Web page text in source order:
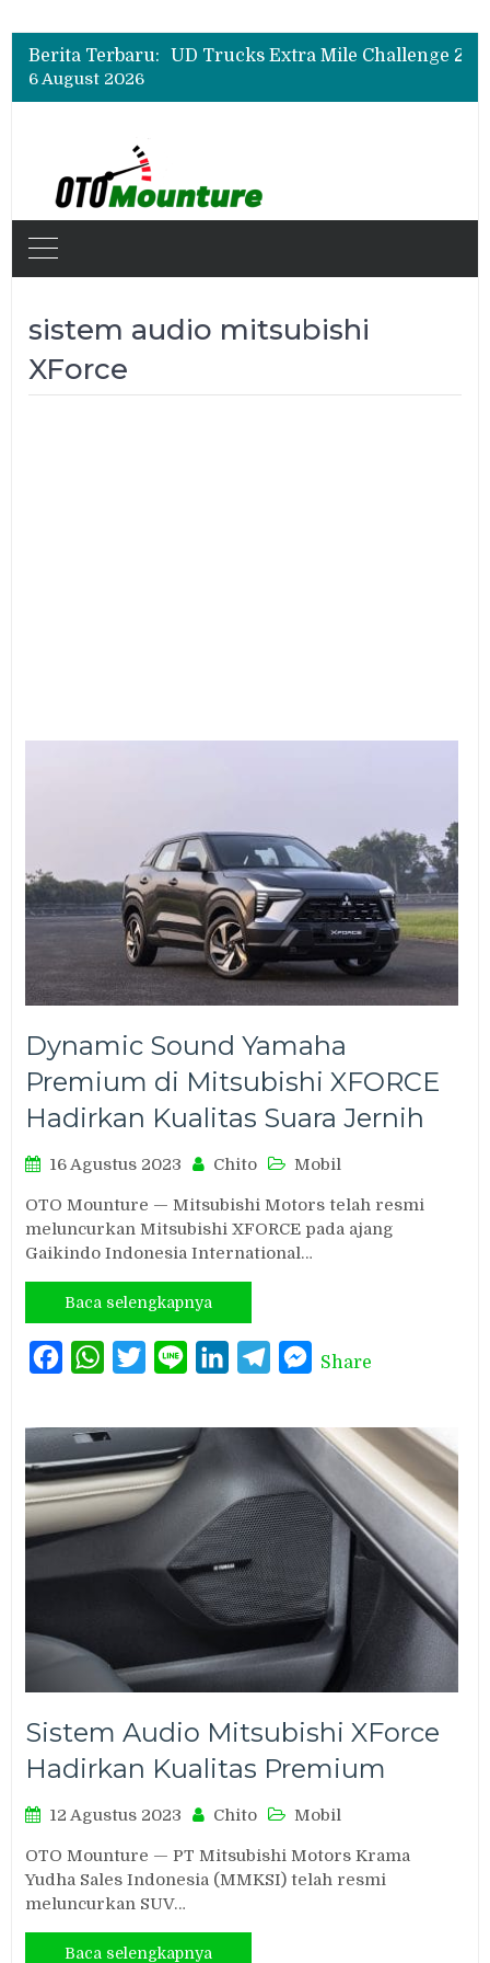
Berita Terbaru:
6 August 2026
sistem audio mitsubishi
XForce
Dynamic Sound Yamaha
Premium di Mitsubishi XFORCE
Hadirkan Kualitas Suara Jernih
16 Agustus 2023 Chito Mobil
OTO Mounture — Mitsubishi Motors telah resmi
meluncurkan Mitsubishi XFORCE pada ajang
Gaikindo Indonesia International…
Baca selengkapnya
FacebookWhatsAppTwitterLine LinkedInTelegramMessenger
Share
Sistem Audio Mitsubishi XForce
Hadirkan Kualitas Premium
12 Agustus 2023 Chito Mobil
OTO Mounture — PT Mitsubishi Motors Krama
Yudha Sales Indonesia (MMKSI) telah resmi
meluncurkan SUV…
Baca selengkapnya